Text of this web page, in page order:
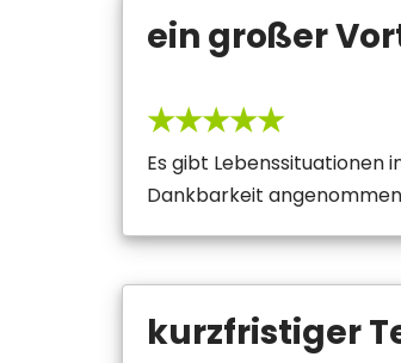
ein großer
★★★★★
Es gibt Lebenssituationen
Dankbarkeit
kurzfristiger